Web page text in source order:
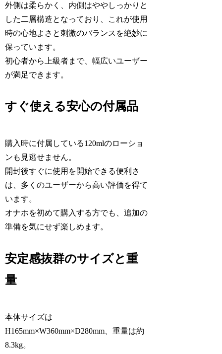
外側は柔らかく、内側はややしっかりと
した二層構造となっており、これが使用
時の心地よさと刺激のバランスを絶妙に
保っています。
初心者から上級者まで、幅広いユーザー
が満足できます。
すぐ使える安心の付属品
購入時に付属している120mlのローショ
ンも見逃せません。
開封後すぐに使用を開始できる便利さ
は、多くのユーザーから高い評価を得て
います。
オナホを初めて購入する方でも、追加の
準備を気にせず楽しめます。
安定感抜群のサイズと重
量
本体サイズは
H165mm×W360mm×D280mm、重量は約
8.3kg。